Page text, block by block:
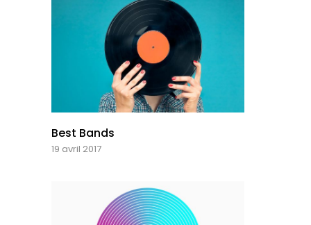
Best Bands
19 avril 2017